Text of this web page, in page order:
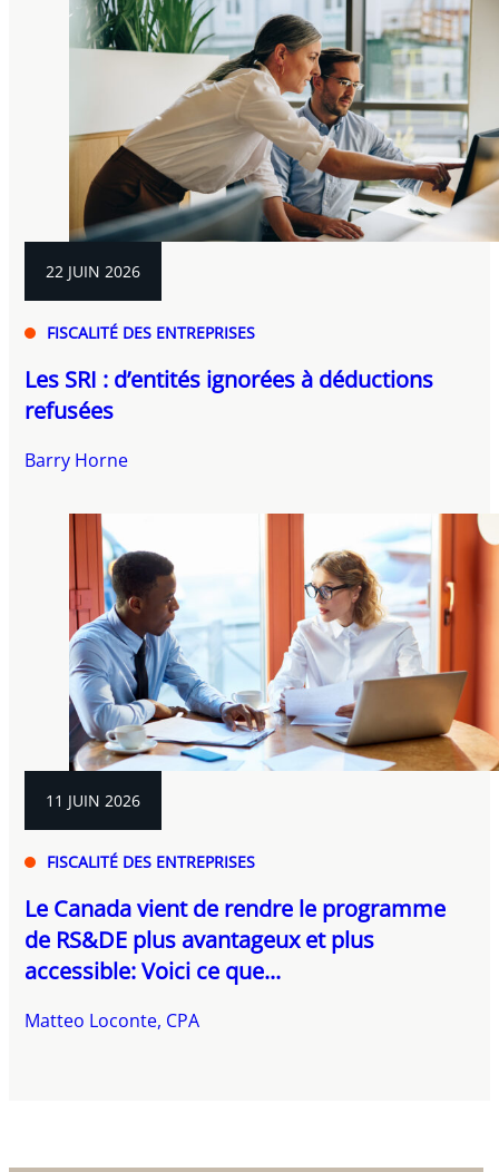
22 JUIN 2026
FISCALITÉ DES ENTREPRISES
Les SRI : d’entités ignorées à déductions
refusées
Barry Horne
11 JUIN 2026
FISCALITÉ DES ENTREPRISES
Le Canada vient de rendre le programme
de RS&DE plus avantageux et plus
accessible: Voici ce que...
Matteo Loconte, CPA